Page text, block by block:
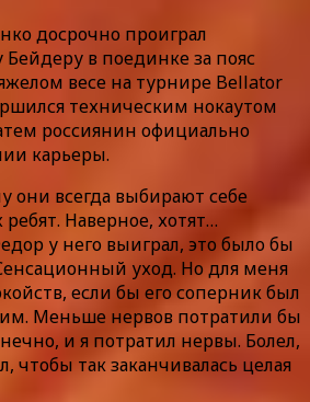
досрочно проиграл
в поединке за пояс
весе на турнире Bellator
техническим нокаутом
россиянин официально
карьеры.
они всегда выбирают себе
Наверное, хотят…
у него выиграл, это было бы
уход. Но для меня
если бы его соперник был
Меньше нервов потратили бы
и я потратил нервы. Болел,
чтобы так заканчивалась целая